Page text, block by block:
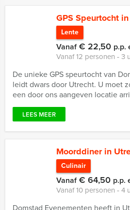
GPS Speurtocht
Lente
Vanaf€ 22,50 p.p.
Vanaf 12 personen ‐ 3
De unieke GPS speurtocht van
leidt dwars door Utrecht. U moet
een door ons aangeven locatie
LEES MEER
Moorddiner in
Culinair
Vanaf€ 64,50 p.p.
Vanaf 10 personen ‐ 4